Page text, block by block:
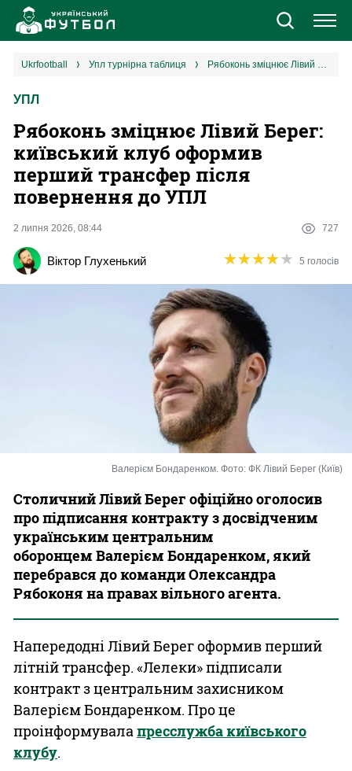
Новини
Єврокубки
УПЛ
Різне
Букмекери
Казино
ukrfootball упл турнірна таблиця Рябоконь зміцнює Лівий Берег: київський клуб оформив перший трансфер після повернення до УПЛ
УПЛ
Рябоконь зміцнює Лівий Берег:
київський клуб оформив
перший трансфер після
повернення до УПЛ
2 липня 2026, 08:44 727
Віктор Глухенький ★★★★★
★★★★★ 5 голосів
Валерієм Бондаренком. Фото: ФК Лівий Берег (Київ)
Столичний Лівий Берег офіційно оголосив
про підписання контракту з досвідченим
українським центральним
оборонцем Валерієм Бондаренком, який
перебрався до команди Олександра
Рябоконя на правах вільного агента.
Напередодні Лівий Берег оформив перший
літній трансфер. «Лелеки» підписали
контракт з центральним захисником
Валерієм Бондаренком. Про це
проінформувалапресслужба київського
клубу.